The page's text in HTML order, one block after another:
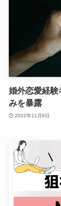
婚外恋愛経
みを暴露
2022年11月6日